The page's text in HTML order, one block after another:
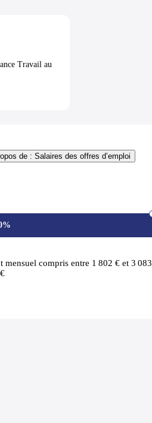
Travail au
de : Salaires des offres d’emploi
mensuel compris entre 1 802 € et 3 083
€